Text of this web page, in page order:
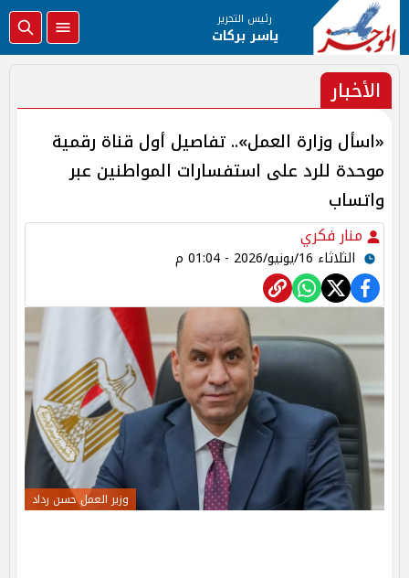
رئيس التحرير
ياسر بركات
الأخبار
«اسأل وزارة العمل».. تفاصيل أول قناة رقمية
موحدة للرد على استفسارات المواطنين عبر
واتساب
منار فكري
الثلاثاء 16/يونيو/2026 - 01:04 م
وزير العمل حسن رداد